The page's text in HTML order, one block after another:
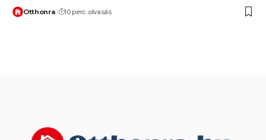
Otthonra 10 perc olvasás